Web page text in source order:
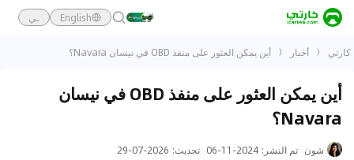
English ـي
كارتي أخبار أين يمكن العثور على منفذ OBD في نيسان Navara؟
أين يمكن العثور على منفذ OBD في نيسان
Navara؟
شون تم النشر :
2024-11-06 تحديث:
2026-07-29